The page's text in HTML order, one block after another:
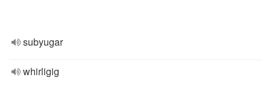
subyugar
whirligig